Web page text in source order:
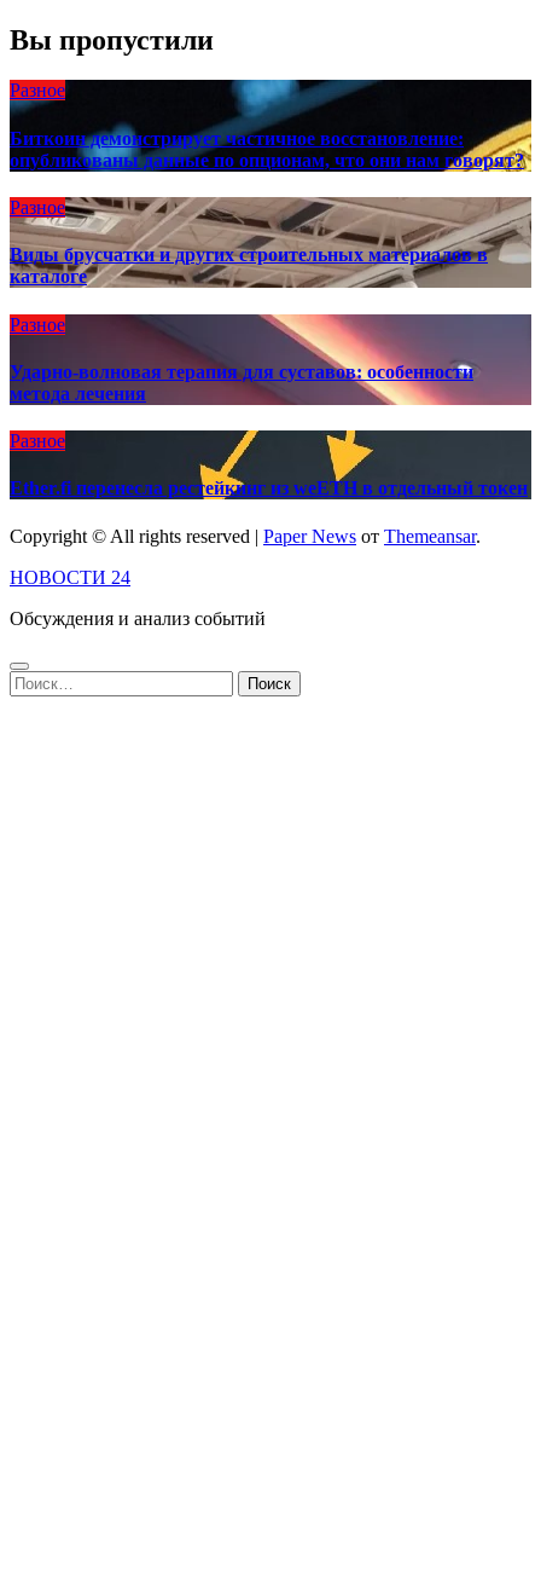
Вы пропустили
Разное
Биткоин демонстрирует частичное восстановление:
опубликованы данные по опционам, что они нам говорят?
Разное
Виды брусчатки и других строительных материалов в
каталоге
Разное
Ударно-волновая терапия для суставов: особенности
метода лечения
Разное
Ether.fi перенесла рестейкинг из weETH в отдельный токен
Copyright © All rights reserved | Paper News от Themeansar.
НОВОСТИ 24
Обсуждения и анализ событий
Найти: